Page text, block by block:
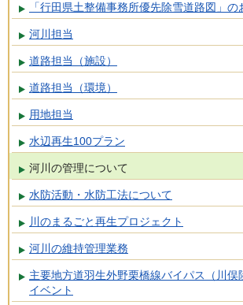
「行田県土整備事務所優先除雪道路図」の
河川担当
道路担当（施設）
道路担当（環境）
用地担当
水辺再生100プラン
河川の管理について
水防活動・水防工法について
川のまるごと再生プロジェクト
河川の維持管理業務
主要地方道羽生外野栗橋線バイパス（川俣
イベント